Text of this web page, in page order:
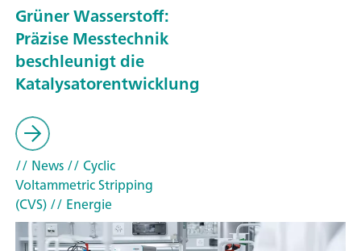
Grüner Wasserstoff:
Präzise Messtechnik
beschleunigt die
Katalysatorentwicklung
// News// Cyclic
Voltammetric Stripping
(CVS)// Energie